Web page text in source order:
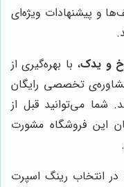
و پیشنهادات ویژه‌ای
و یدک، با بهره‌گیری از
تخصصی رایگان
شما می‌توانید قبل از
این فروشگاه مشورت
در انتخاب رینگ اسپرت